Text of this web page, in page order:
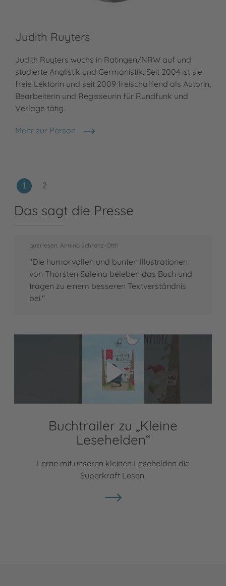
Judith Ruyters
Judith Ruyters wuchs in Ratingen/NRW auf und
studierte Anglistik und Germanistik. Seit 2004 ist sie
freie Lektorin und seit 2009 freischaffend als Autorin,
Bearbeiterin und Regisseurin für Rundfunk und
Verlage tätig.
Mehr zur Person
Judith Ruyters
Das sagt die Presse
querlesen, Annina Schranz-Otth
"Die humorvollen und bunten Illustrationen
von Thorsten Saleina beleben das Buch und
tragen zu einem besseren Textverständnis
bei."
Buchtrailer zu „Kleine
Lesehelden“
Lerne mit unseren kleinen Lesehelden die
Superkraft Lesen.